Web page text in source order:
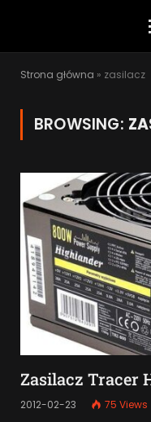
Strona główna » zasilacz
BROWSING:
Zasilacz Tracer
2012-02-23 75 Views